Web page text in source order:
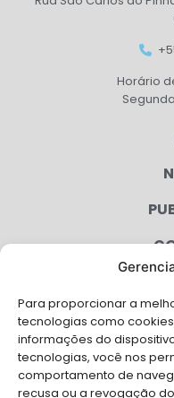
Para proporcionar a
tecnologias como
informações do
tecnologias, você nos
comportamento de
recusa ou a revogação
Horário